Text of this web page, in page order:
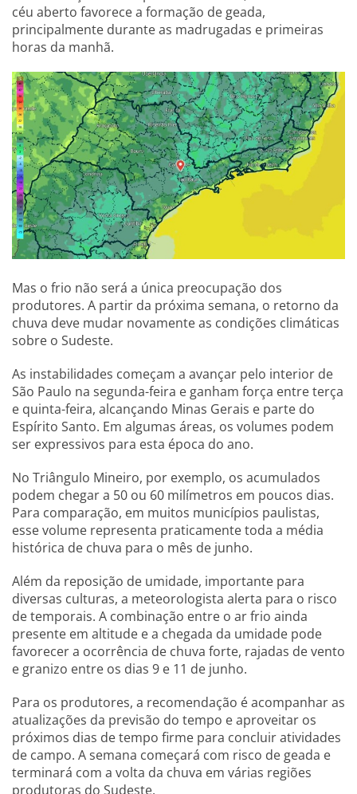
céu aberto favorece a formação de geada,
principalmente durante as madrugadas e primeiras
horas da manhã.
Mas o frio não será a única preocupação dos
produtores. A partir da próxima semana, o retorno da
chuva deve mudar novamente as condições climáticas
sobre o Sudeste.
As instabilidades começam a avançar pelo interior de
São Paulo na segunda-feira e ganham força entre terça
e quinta-feira, alcançando Minas Gerais e parte do
Espírito Santo. Em algumas áreas, os volumes podem
ser expressivos para esta época do ano.
No Triângulo Mineiro, por exemplo, os acumulados
podem chegar a 50 ou 60 milímetros em poucos dias.
Para comparação, em muitos municípios paulistas,
esse volume representa praticamente toda a média
histórica de chuva para o mês de junho.
Além da reposição de umidade, importante para
diversas culturas, a meteorologista alerta para o risco
de temporais. A combinação entre o ar frio ainda
presente em altitude e a chegada da umidade pode
favorecer a ocorrência de chuva forte, rajadas de vento
e granizo entre os dias 9 e 11 de junho.
Para os produtores, a recomendação é acompanhar as
atualizações da previsão do tempo e aproveitar os
próximos dias de tempo firme para concluir atividades
de campo. A semana começará com risco de geada e
terminará com a volta da chuva em várias regiões
produtoras do Sudeste.